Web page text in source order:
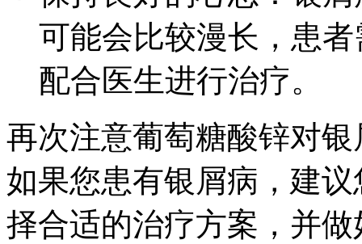
可能会比较漫长，患
配合医生进行治疗。
再次注意葡萄糖酸锌对
如果您患有银屑病，建
择合适的治疗方案，并